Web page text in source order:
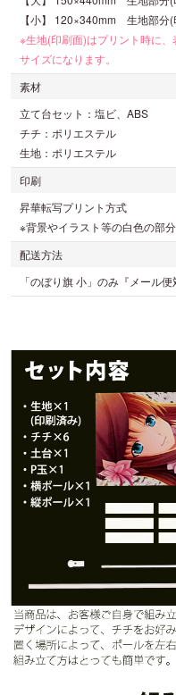
【小】 120×340mm 生地部分
※生地(印刷面)はプリント時に
サイズになります。
素材
立て台セット：塩ビ、ABS
チチ：ポリエステル
生地：ポリエステル
印刷
昇華転写プリント方式
※背景やイラスト等の白色の部
配送方法
「のぼり旗 小」のみ『メール便